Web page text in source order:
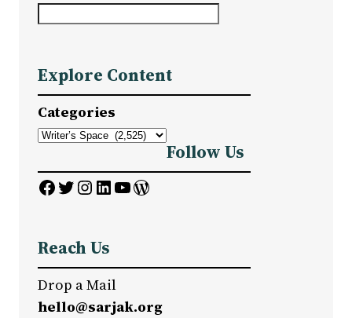
r
c
h
Explore Content
Categories
Follow Us
Facebook Twitter InstagramLinkedIn YouTube WordPress
Reach Us
Drop a Mail
hello@sarjak.org